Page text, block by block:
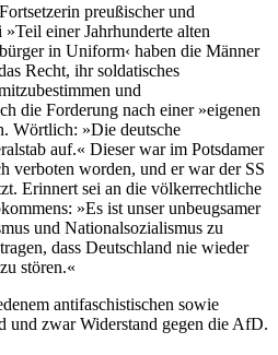
preußischer und
einer Jahrhunderte alten
in Uniform‹ haben die Männer
Recht, ihr soldatisches
und
die Forderung nach einer »eigenen
Wörtlich: »Die deutsche
auf.« Dieser war im Potsdamer
verboten worden, und er war der SS
Erinnert sei an die völkerrechtliche
»Es ist unser unbeugsamer
und Nationalsozialismus zu
dass Deutschland nie wieder
stören.«
antifaschistischen sowie
und zwar Widerstand gegen die AfD.